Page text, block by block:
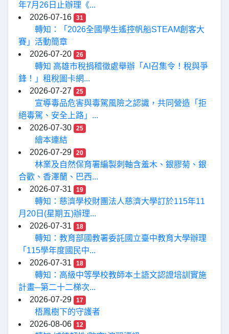
年7月26日止辦理《...
2026-07-16
31
轉知：「2026全國學生遙控帆船STEAM創客大
賽」活動簡章
2026-07-20
26
轉知 高雄市稅捐稽徵處舉辦「AI召集令！稅與爭
鋒！」租稅圖卡網...
2026-07-27
25
宣導毒品危害與毒駕風險之認識，共同營造「拒
絕毒駕、安全上路」...
2026-07-30
25
繪本連結
2026-07-29
20
林業及自然保育署編製刺軸含羞木、銀膠菊、銀
合歡、香澤蘭、巴西...
2026-07-31
19
轉知：慈濟學校財團法人慈濟大學訂於115年11
月20日(星期五)辦理...
2026-07-31
18
轉知：教育部國教署委託國立臺中教育大學辦理
「115學年度國民中...
2026-07-31
18
轉知：高級中等學校教師本土語文認證培訓實施
計畫─第二十二梯次...
2026-07-29
17
梧鳳樹下的守護者
2026-08-06
12